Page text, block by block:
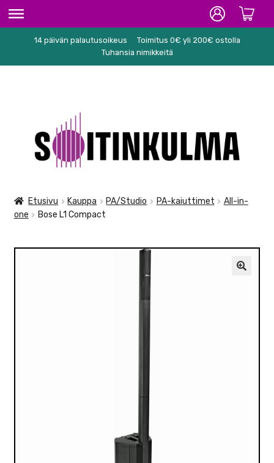
ETUSIVU
KARAOKE
NUOTIT
TARVIKKEET
SEKALAISET
14 päivän palautusoikeus
Toimitus 0€ yli 200€ ostolla
Tuhansia nimikkeitä
navigointiin
sisältöön
Etusivu Kauppa PA/Studio PA-kaiuttimet
All-in-
one
Bose L1 Compact